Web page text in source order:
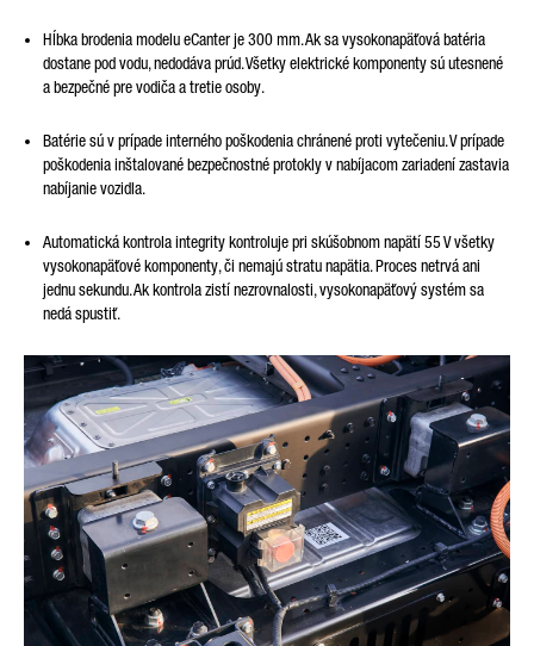
Hĺbka brodenia modelu eCanter je 300 mm. Ak sa vysokonapäťová batéria
dostane pod vodu, nedodáva prúd. Všetky elektrické komponenty sú utesnené
a bezpečné pre vodiča a tretie osoby.
Batérie sú v prípade interného poškodenia chránené proti vytečeniu. V prípade
poškodenia inštalované bezpečnostné protokly v nabíjacom zariadení zastavia
nabíjanie vozidla.
Automatická kontrola integrity kontroluje pri skúšobnom napätí 55 V všetky
vysokonapäťové komponenty, či nemajú stratu napätia. Proces netrvá ani
jednu sekundu. Ak kontrola zistí nezrovnalosti, vysokonapäťový systém sa
nedá spustiť.